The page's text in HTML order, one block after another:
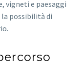
vigneti e paesaggi
possibilità di